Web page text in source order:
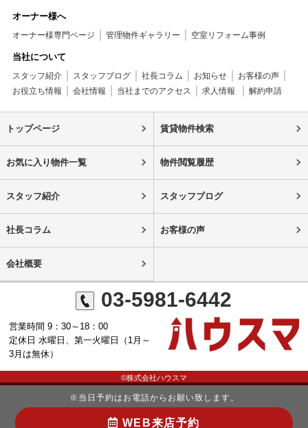
オーナー様へ
オーナー様専門ページ 管理物件ギャラリー 空室リフォーム事例
当社について
スタッフ紹介 スタッフブログ 社長コラム お知らせ
お客様の声
お役立ち情報
会社情報 当社までのアクセス 求人情報 解約申請
トップページ 賃貸物件検索
お気に入り物件一覧 物件閲覧履歴
スタッフ紹介 スタッフブログ
社長コラム お客様の声
会社概要
03-5981-6442
営業時間 9：30～18：00
定休日 水曜日、第一火曜日（1月～
3月は無休）
©株式会社ハウスマ
※当日予約はお電話からお願い致します。
WEB来店予約